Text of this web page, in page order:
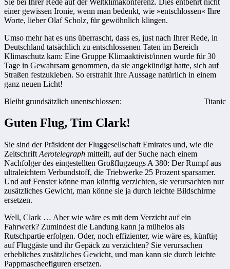
einer gewissen Ironie, wenn man bedenkt, wie »entschlossen« Ihre
Worte, lieber Olaf Scholz, für gewöhnlich klingen.
Umso mehr hat es uns überrascht, dass es, just nach Ihrer Rede, in
Deutschland tatsächlich zu entschlossenen Taten im Bereich
Klimaschutz kam: Eine Gruppe Klimaaktivist/innen wurde für 30
Tage in Gewahrsam genommen, da sie angekündigt hatte, sich auf
Straßen festzukleben. So erstrahlt Ihre Aussage natürlich in einem
ganz neuen Licht!
Bleibt grundsätzlich unentschlossen:
Titanic
Guten Flug, Tim Clark!
Sie sind der Präsident der Fluggesellschaft Emirates und, wie die
Zeitschrift Aerotelegraph mitteilt, auf der Suche nach einem
Nachfolger des eingestellten Großflugzeugs A 380: Der Rumpf aus
ultraleichtem Verbundstoff, die Triebwerke 25 Prozent sparsamer.
Und auf Fenster könne man künftig verzichten, sie verursachten nur
zusätzliches Gewicht, man könne sie ja durch leichte Bildschirme
ersetzen.
Well, Clark … Aber wie wäre es mit dem Verzicht auf ein
Fahrwerk? Zumindest die Landung kann ja mühelos als
Rutschpartie erfolgen. Oder, noch effizienter, wie wäre es, künftig
auf Fluggäste und ihr Gepäck zu verzichten? Sie verursachen
erhebliches zusätzliches Gewicht, und man kann sie durch leichte
Pappmascheefiguren ersetzen.